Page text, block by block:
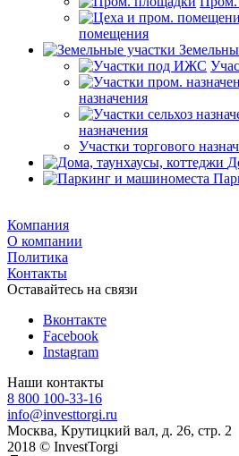
помещения
назначения
назначения
Участки торгового
Компания
О компании
Политика
Контакты
Оставайтесь на связи
Вконтакте
Facebook
Instagram
Наши контакты
8 800 100-33-16
info@investtorgi.ru
Москва, Крутицкий вал, д. 26, стр. 2
2018 © InvestTorgi